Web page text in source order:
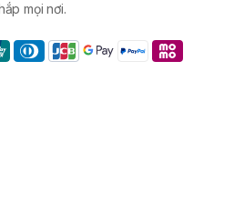
mọi nơi.